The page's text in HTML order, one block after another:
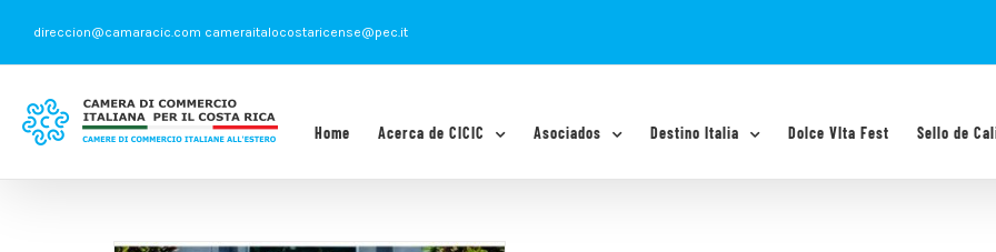
contenido
direccion@camaracic.com cameraitalocostaricense@pec.it
Home Acerca de CICIC Asociados Destino Italia Dolce VIta Fest Sello de